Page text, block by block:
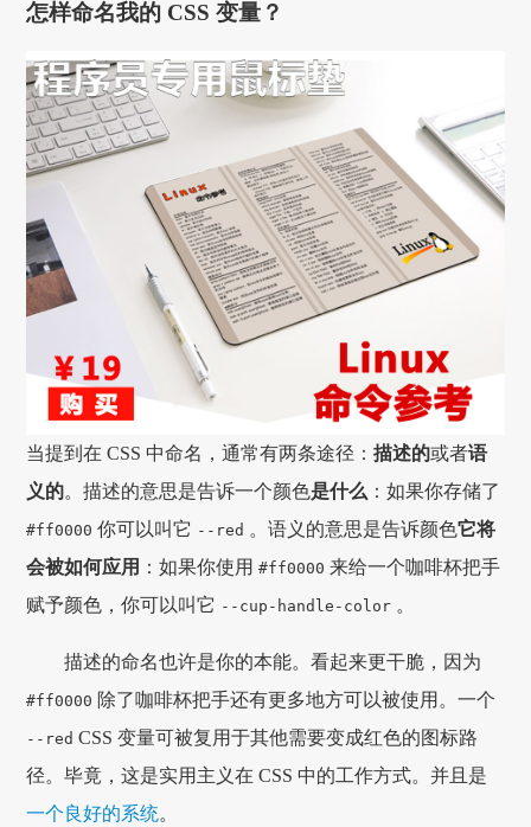
怎样命名我的 CSS 变量？
当提到在 CSS 中命名，通常有两条途径：描述的或者语
义的。描述的意思是告诉一个颜色是什么 ：如果你存储了
#ff0000 你可以叫它 --red 。语义的意思是告诉颜色它将
会被如何应用 ：如果你使用#ff0000 来给一个咖啡杯把手
赋予颜色，你可以叫它 --cup-handle-color 。
描述的命名也许是你的本能。看起来更干脆，因为
#ff0000 除了咖啡杯把手还有更多地方可以被使用。一个
--red CSS 变量可被复用于其他需要变成红色的图标路
径。毕竟，这是实用主义在 CSS 中的工作方式。并且是
一个良好的系统。